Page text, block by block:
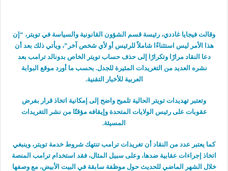
وقالت فيجايا غاددي، رئيسة قسم الشؤون القانونية والسياسة في تويتر، “إن
هذا الأمر ليس استثناءًا شاملاً للرئيس أو لأي شخص آخر”، ويأتي ذلك بعد أن
دعا النقاد مرارًا وتكرارًا إلى حذف حساب تويتر الخاص بدونالد ترامب بعد
نشره العديد من التغريدات المثيرة للجدل. بحسب ما أورد موقع البوابة
العربية للأخبار التقنية.
وتعتبر تهديدات تويتر الحالية تلميح واضح إلى إمكانية اتخاذ قرار بفرض
عقوبات على رئيس الولايات المتحدة وإيقافه مؤقتًا من نشر التغريدات
المسيئة.
كما يعتبر عدد من النقاد أن تغريدات ترامب تنتهك شروط خدمة تويتر، وينبغي
اتخاذ إجراءات عقابية ضدها، وعلى سبيل المثال، فقد استخدام ترامب المنصة
خلال الشهر الماضي للحديث حول موظفة سابقة في البيت الأبيض، مع وصفها